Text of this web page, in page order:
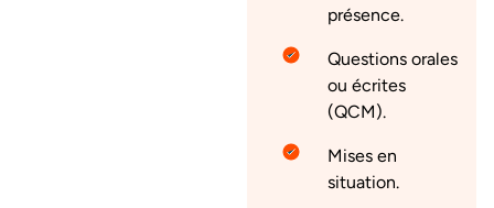
présence.
Questions orales
ou écrites
(QCM).
Mises en
situation.